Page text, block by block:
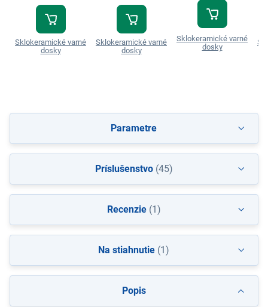
Sklokeramické varné
dosky
Sklokeramické varné
dosky
Sklokeramické varné
dosky
Popis
Parametre
Príslušenstvo(45)
Recenzie(1)
Na stiahnutie (1)